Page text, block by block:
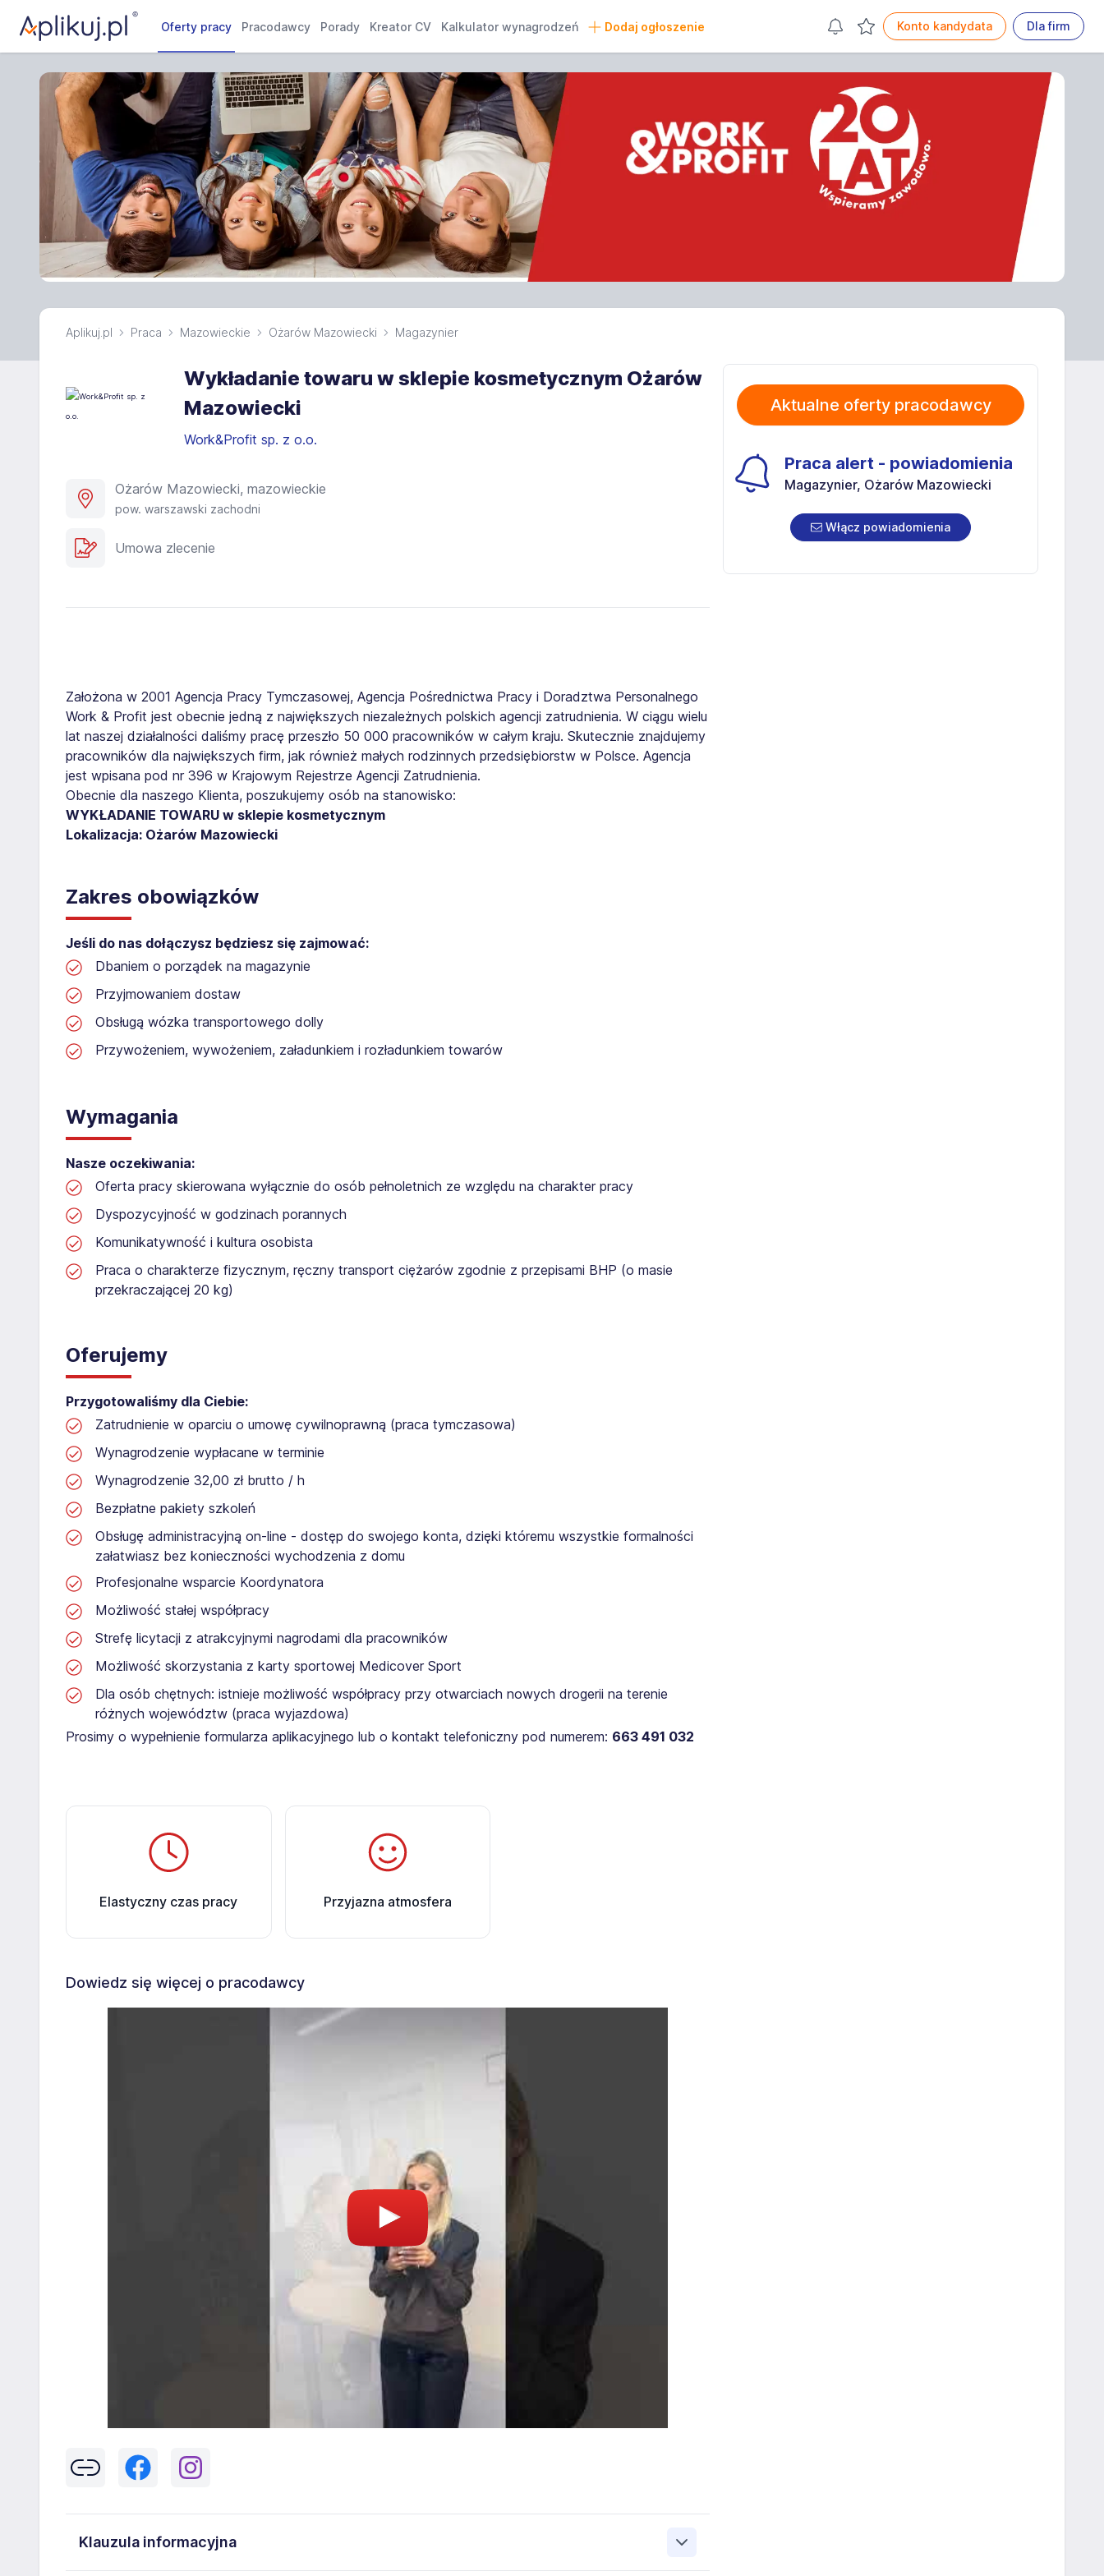
Oferty pracy Pracodawcy Porady Kreator CV Kalkulator wynagrodzeń Dodaj ogłoszenie Konto kandydata Dla firm
Aplikuj.pl Praca Mazowieckie Ożarów Mazowiecki Magazynier
Wykładanie towaru w sklepie kosmetycznym Ożarów
Mazowiecki
Work&Profit sp. z o.o.
Ożarów Mazowiecki, mazowieckie
pow. warszawski zachodni
Umowa zlecenie
Założona w 2001 Agencja Pracy Tymczasowej, Agencja Pośrednictwa Pracy i Doradztwa Personalnego
Work & Profit jest obecnie jedną z największych niezależnych polskich agencji zatrudnienia. W ciągu wielu
lat naszej działalności daliśmy pracę przeszło 50 000 pracowników w całym kraju. Skutecznie znajdujemy
pracowników dla największych firm, jak również małych rodzinnych przedsiębiorstw w Polsce. Agencja
jest wpisana pod nr 396 w Krajowym Rejestrze Agencji Zatrudnienia.
Obecnie dla naszego Klienta, poszukujemy osób na stanowisko:
WYKŁADANIE TOWARU w sklepie kosmetycznym
Lokalizacja: Ożarów Mazowiecki
Zakres obowiązków
Jeśli do nas dołączysz będziesz się zajmować:
Dbaniem o porządek na magazynie
Przyjmowaniem dostaw
Obsługą wózka transportowego dolly
Przywożeniem, wywożeniem, załadunkiem i rozładunkiem towarów
Wymagania
Nasze oczekiwania:
Oferta pracy skierowana wyłącznie do osób pełnoletnich ze względu na charakter pracy
Dyspozycyjność w godzinach porannych
Komunikatywność i kultura osobista
Praca o charakterze fizycznym, ręczny transport ciężarów zgodnie z przepisami BHP (o masie
przekraczającej 20 kg)
Oferujemy
Przygotowaliśmy dla Ciebie:
Zatrudnienie w oparciu o umowę cywilnoprawną (praca tymczasowa)
Wynagrodzenie wypłacane w terminie
Wynagrodzenie 32,00 zł brutto / h
Bezpłatne pakiety szkoleń
Obsługę administracyjną on-line - dostęp do swojego konta, dzięki któremu wszystkie formalności
załatwiasz bez konieczności wychodzenia z domu
Profesjonalne wsparcie Koordynatora
Możliwość stałej współpracy
Strefę licytacji z atrakcyjnymi nagrodami dla pracowników
Możliwość skorzystania z karty sportowej Medicover Sport
Dla osób chętnych: istnieje możliwość współpracy przy otwarciach nowych drogerii na terenie
różnych województw (praca wyjazdowa)
Prosimy o wypełnienie formularza aplikacyjnego lub o kontakt telefoniczny pod numerem: 663 491 032​​
Elastyczny czas pracy Przyjazna atmosfera
Dowiedz się więcej o pracodawcy
Klauzula informacyjna
Aktualne oferty pracodawcy
Praca alert - powiadomienia
Magazynier, Ożarów Mazowiecki
Włącz powiadomienia